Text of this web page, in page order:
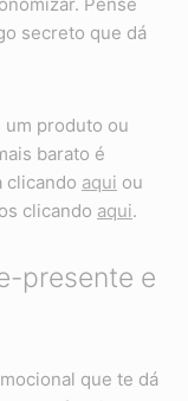
secreto que dá
um produto ou
barato é
clicando aqui ou
clicando aqui.
presente e
que te dá